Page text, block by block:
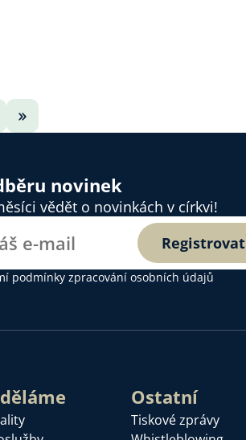
novinek
vědět o novinkách v církvi!
Registrovat
podmínky zpracování osobních údajů
Ostatní
Tiskové zprávy